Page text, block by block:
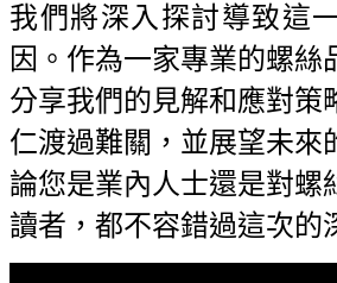
我們將深入探討導致這
因。作為一家專業的螺絲
分享我們的見解和應對策
仁渡過難關，並展望未來
論您是業內人士還是對螺
讀者，都不容錯過這次的